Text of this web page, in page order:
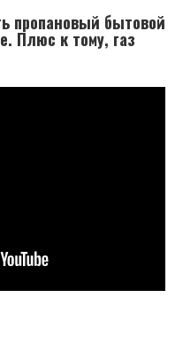
пропановый бытовой
Плюс к тому, газ